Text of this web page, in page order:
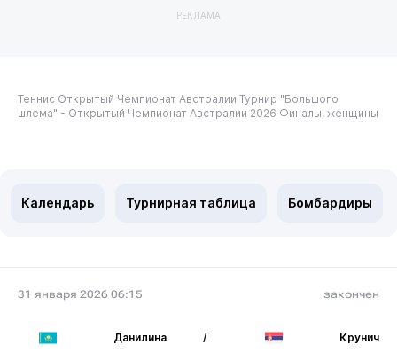
РЕКЛАМА
Теннис Открытый Чемпионат Австралии Турнир "Большого
шлема" - Открытый Чемпионат Австралии 2026 Финалы, женщины
Календарь Турнирная таблица Бомбардиры
31 января 2026 06:15 закончен
Данилина / Крунич